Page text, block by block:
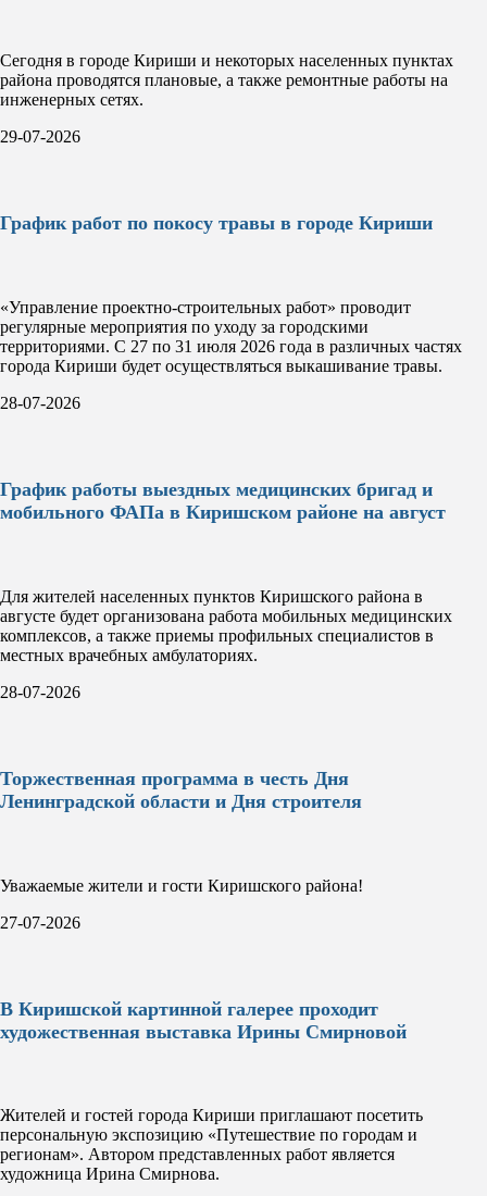
Сегодня в городе Кириши и некоторых населенных пунктах
района проводятся плановые, а также ремонтные работы на
инженерных сетях.
29-07-2026
График работ по покосу травы в городе Кириши
«Управление проектно-строительных работ» проводит
регулярные мероприятия по уходу за городскими
территориями. С 27 по 31 июля 2026 года в различных частях
города Кириши будет осуществляться выкашивание травы.
28-07-2026
График работы выездных медицинских бригад и
мобильного ФАПа в Киришском районе на август
Для жителей населенных пунктов Киришского района в
августе будет организована работа мобильных медицинских
комплексов, а также приемы профильных специалистов в
местных врачебных амбулаториях.
28-07-2026
Торжественная программа в честь Дня
Ленинградской области и Дня строителя
Уважаемые жители и гости Киришского района!
27-07-2026
В Киришской картинной галерее проходит
художественная выставка Ирины Смирновой
Жителей и гостей города Кириши приглашают посетить
персональную экспозицию «Путешествие по городам и
регионам». Автором представленных работ является
художница Ирина Смирнова.